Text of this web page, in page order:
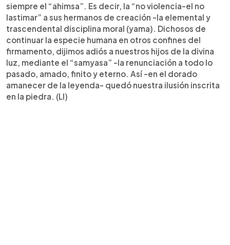
siempre el “ahimsa”. Es decir, la “no violencia-el no
lastimar” a sus hermanos de creación -la elemental y
trascendental disciplina moral (yama). Dichosos de
continuar la especie humana en otros confines del
firmamento, dijimos adiós a nuestros hijos de la divina
luz, mediante el “samyasa” -la renunciación a todo lo
pasado, amado, finito y eterno. Así -en el dorado
amanecer de la leyenda- quedó nuestra ilusión inscrita
en la piedra. (LI)